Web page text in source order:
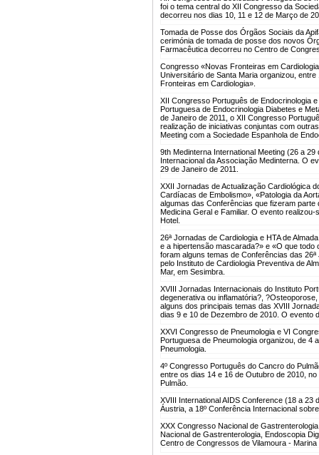
foi o tema central do XII Congresso da
decorreu nos dias 10, 11 e 12 de Março de
Tomada de Posse dos Órgãos Sociais da
cerimónia de tomada de posse dos novos
Farmacêutica decorreu no Centro de
Congresso «Novas Fronteiras em
Universitário de Santa Maria organizou,
Fronteiras em Cardiologia».
XII Congresso Português de Endocrinologia
Portuguesa de Endocrinologia Diabetes e
de Janeiro de 2011, o XII Congresso
realização de iniciativas conjuntas com
Meeting com a Sociedade Espanhola de
9th Medinterna International Meeting (26 a 29
Internacional da Associação Medinterna. O
29 de Janeiro de 2011.
XXII Jornadas de Actualização Cardiológica
Cardíacas de Embolismo», «Patologia da
algumas das Conferências que fizeram
Medicina Geral e Familiar. O evento
Hotel.
26ª Jornadas de Cardiologia e HTA de
e a hipertensão mascarada?» e «O que
foram alguns temas de Conferências das
pelo Instituto de Cardiologia Preventiva de
Mar, em Sesimbra.
XVIII Jornadas Internacionais do Instituto
degenerativa ou inflamatória?,
alguns dos principais temas das XVIII
dias 9 e 10 de Dezembro de 2010. O evento
XXVI Congresso de Pneumologia e VI
Portuguesa de Pneumologia organizou, de 4
Pneumologia.
4º Congresso Português do Cancro do
entre os dias 14 e 16 de Outubro de 2010,
Pulmão.
XVIII International AIDS Conference (18 a 23
Áustria, a 18º Conferência Internacional
XXX Congresso Nacional de
Nacional de Gastrenterologia, Endoscopia
Centro de Congressos de Vilamoura - Marina